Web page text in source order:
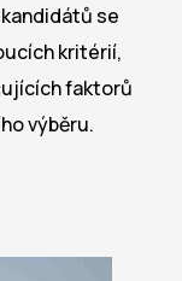
se
kritérií,
faktorů
výběru.